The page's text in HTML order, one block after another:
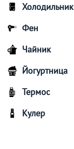
Холодильник
Фен
Чайник
Йогуртница
Термос
Кулер